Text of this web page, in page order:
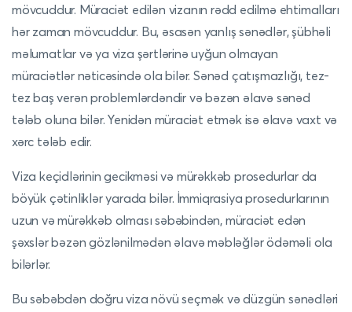
mövcuddur. Müraciət edilən vizanın rədd edilmə ehtimalları
hər zaman mövcuddur. Bu, əsasən yanlış sənədlər, şübhəli
məlumatlar və ya viza şərtlərinə uyğun olmayan
müraciətlər nəticəsində ola bilər. Sənəd çatışmazlığı, tez-
tez baş verən problemlərdəndir və bəzən əlavə sənəd
tələb oluna bilər. Yenidən müraciət etmək isə əlavə vaxt və
xərc tələb edir.
Viza keçidlərinin gecikməsi və mürəkkəb prosedurlar da
böyük çətinliklər yarada bilər. İmmiqrasiya prosedurlarının
uzun və mürəkkəb olması səbəbindən, müraciət edən
şəxslər bəzən gözlənilmədən əlavə məbləğlər ödəməli ola
bilərlər.
Bu səbəbdən doğru viza növü seçmək və düzgün sənədləri